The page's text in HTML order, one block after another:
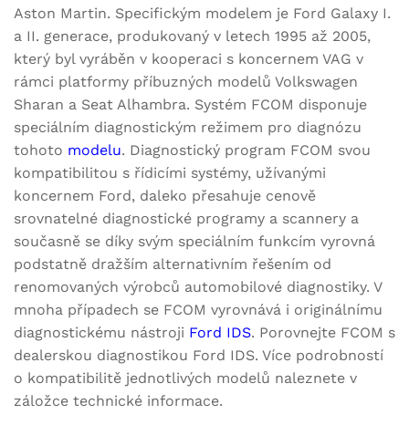
Aston Martin. Specifickým modelem je Ford Galaxy I.
a II. generace, produkovaný v letech 1995 až 2005,
který byl vyráběn v kooperaci s koncernem VAG v
rámci platformy příbuzných modelů Volkswagen
Sharan a Seat Alhambra. Systém FCOM disponuje
speciálním diagnostickým režimem pro diagnózu
tohoto modelu. Diagnostický program FCOM svou
kompatibilitou s řídicími systémy, užívanými
koncernem Ford, daleko přesahuje cenově
srovnatelné diagnostické programy a scannery a
současně se díky svým speciálním funkcím vyrovná
podstatně dražším alternativním řešením od
renomovaných výrobců automobilové diagnostiky. V
mnoha případech se FCOM vyrovnává i originálnímu
diagnostickému nástroji Ford IDS. Porovnejte FCOM s
dealerskou diagnostikou Ford IDS. Více podrobností
o kompatibilitě jednotlivých modelů naleznete v
záložce technické informace.